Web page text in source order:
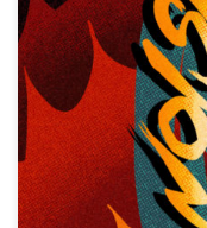
fundamental para
objetivo
contrarrestar los
contaminación
comunidades
contaminación.
contaminación
abordar